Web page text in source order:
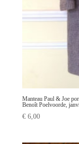
Manteau Paul & Joe
Benoît Poelvoorde,
€6,00